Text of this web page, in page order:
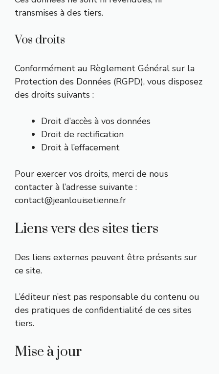
transmises à des tiers.
Vos droits
Conformément au Règlement Général sur la
Protection des Données (RGPD), vous disposez
des droits suivants :
Droit d’accès à vos données
Droit de rectification
Droit à l’effacement
Pour exercer vos droits, merci de nous
contacter à l’adresse suivante :
contact@jeanlouisetienne.fr
Liens vers des sites tiers
Des liens externes peuvent être présents sur
ce site.
L’éditeur n’est pas responsable du contenu ou
des pratiques de confidentialité de ces sites
tiers.
Mise à jour